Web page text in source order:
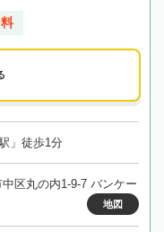
」徒歩1分
区丸の内1-9-7 バンケー
地図